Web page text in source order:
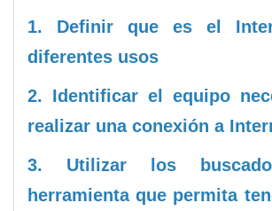
1. Definir que es el
diferentes usos
2. Identificar el equipo
realizar una conexión a
3. Utilizar los
herramienta que permita